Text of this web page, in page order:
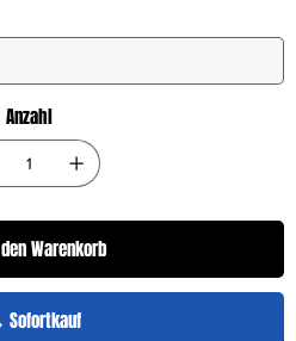
Anzahl
Warenkorb
Sofortkauf